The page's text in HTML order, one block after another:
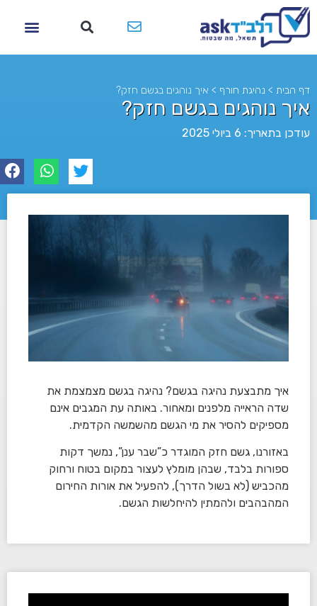
דף הבית > נהיגת חורף > איך נוהגים בגשם חזק?
איך נוהגים בגשם חזק?
עודכן בתאריך: 6 ביולי 2025
איך מתבצעת נהיגה בגשם? נהיגה בגשם מצמצמת את
שדה הראייה מלפנים ומאחור. באותה עת המגבים אינם
מספיקים להסיר את מי הגשם מהשמשה הקדמית.
באזורנו, גשם חזק המוגדר כ”שבר ענן”, נמשך דקות
ספורות בלבד, שבהן מומלץ לעצור במקום בטוח ורחוק
מהכביש (לא בשול הדרך), להפעיל את אורות החירום
המהבהבים ולהמתין להיחלשות הגשם.